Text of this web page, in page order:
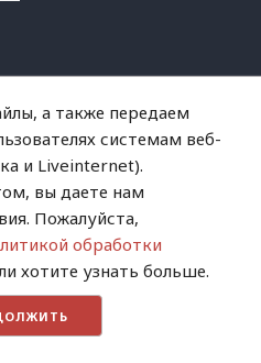
а также передаем
системам веб-
и Liveinternet).
вы даете нам
Пожалуйста,
обработки
хотите узнать больше.